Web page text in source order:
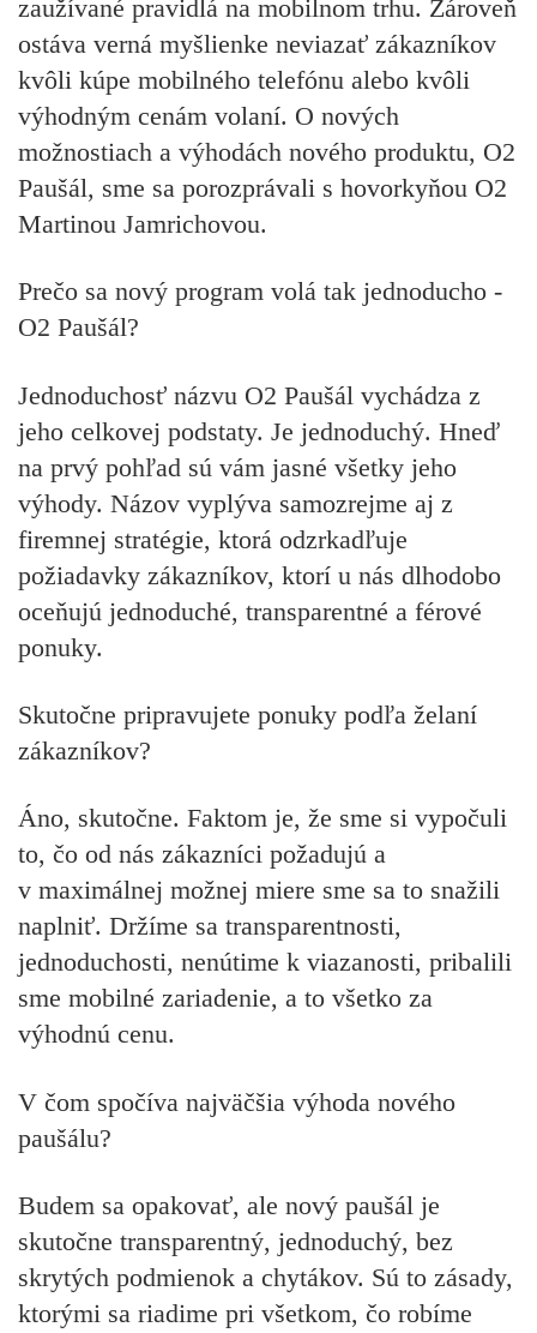
zaužívané pravidlá na mobilnom trhu. Zároveň
ostáva verná myšlienke neviazať zákazníkov
kvôli kúpe mobilného telefónu alebo kvôli
výhodným cenám volaní. O nových
možnostiach a výhodách nového produktu, O2
Paušál, sme sa porozprávali s hovorkyňou O2
Martinou Jamrichovou.
Prečo sa nový program volá tak jednoducho -
O2 Paušál?
Jednoduchosť názvu O2 Paušál vychádza z
jeho celkovej podstaty. Je jednoduchý. Hneď
na prvý pohľad sú vám jasné všetky jeho
výhody. Názov vyplýva samozrejme aj z
firemnej stratégie, ktorá odzrkadľuje
požiadavky zákazníkov, ktorí u nás dlhodobo
oceňujú jednoduché, transparentné a férové
ponuky.
Skutočne pripravujete ponuky podľa želaní
zákazníkov?
Áno, skutočne. Faktom je, že sme si vypočuli
to, čo od nás zákazníci požadujú a
v maximálnej možnej miere sme sa to snažili
naplniť. Držíme sa transparentnosti,
jednoduchosti, nenútime k viazanosti, pribalili
sme mobilné zariadenie, a to všetko za
výhodnú cenu.
V čom spočíva najväčšia výhoda nového
paušálu?
Budem sa opakovať, ale nový paušál je
skutočne transparentný, jednoduchý, bez
skrytých podmienok a chytákov. Sú to zásady,
ktorými sa riadime pri všetkom, čo robíme